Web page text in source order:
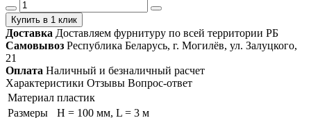
Купить в 1 клик
Доставка Доставляем фурнитуру по всей территории РБ
Самовывоз Республика Беларусь, г. Могилёв, ул. Залуцкого,
21
Оплата Наличный и безналичный расчет
Характеристики Отзывы Вопрос-ответ
Материал пластик
Размеры
H = 100 мм, L = 3 м